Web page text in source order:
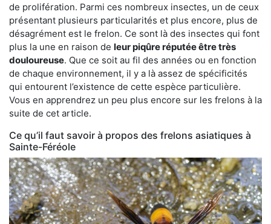
de prolifération. Parmi ces nombreux insectes, un de ceux
présentant plusieurs particularités et plus encore, plus de
désagrément est le frelon. Ce sont là des insectes qui font
plus la une en raison de leur piqûre réputée être très
douloureuse. Que ce soit au fil des années ou en fonction
de chaque environnement, il y a là assez de spécificités
qui entourent l’existence de cette espèce particulière.
Vous en apprendrez un peu plus encore sur les frelons à la
suite de cet article.
Ce qu’il faut savoir à propos des frelons asiatiques à
Sainte-Féréole